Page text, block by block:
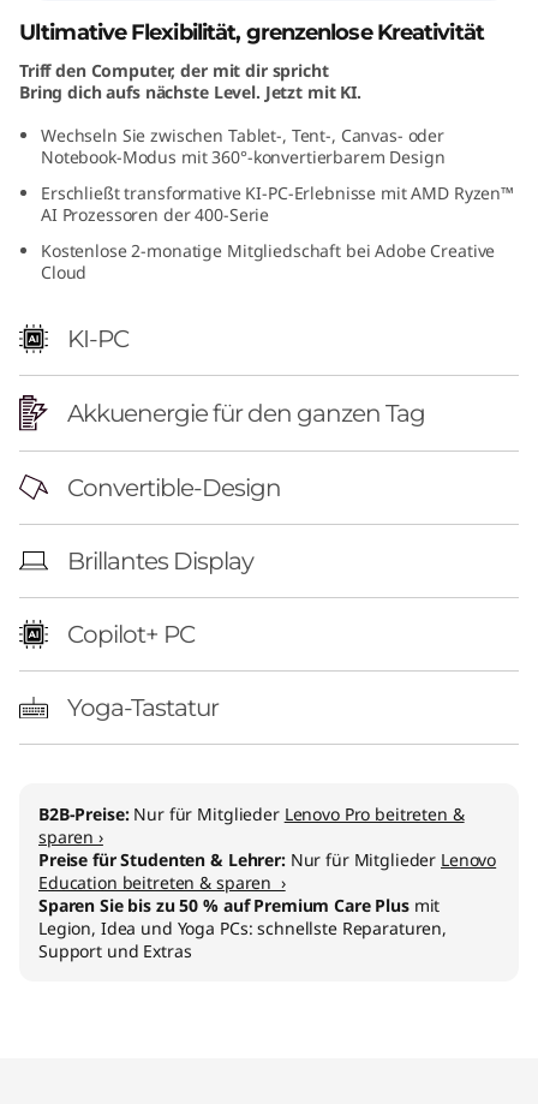
A
M
D
Ultimative Flexibilität, grenzenlose Kreativität
Triff den Computer, der mit dir spricht
Bring dich aufs nächste Level. Jetzt mit KI.
Wechseln Sie zwischen Tablet-, Tent-, Canvas- oder
Notebook-Modus mit 360°-konvertierbarem Design
Erschließt transformative KI-PC-Erlebnisse mit AMD Ryzen™
AI Prozessoren der 400-Serie
Kostenlose 2-monatige Mitgliedschaft bei Adobe Creative
Cloud
KI-PC
Akkuenergie für den ganzen Tag
Convertible-Design
Brillantes Display
Copilot+ PC
Yoga-Tastatur
B2B-Preise: Nur für Mitglieder Lenovo Pro beitreten &
sparen ›
Preise für Studenten & Lehrer: Nur für Mitglieder Lenovo
Education beitreten & sparen ›
Sparen Sie bis zu 50 % auf Premium Care Plusmit
Legion, Idea und Yoga PCs: schnellste Reparaturen,
Support und Extras